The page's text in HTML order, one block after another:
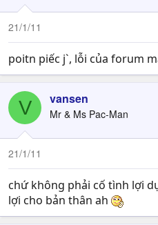
21/1/11
poitn piếc j`, lỗi của forum
V vansen
Mr & Ms Pac-Man
21/1/11
chứ không phải cố tình lợi
lợi cho bản thân ah